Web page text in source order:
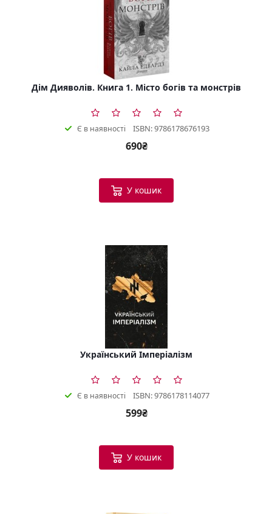
Дім Дияволів. Книга 1. Місто богів та монстрів
Є в наявності ISBN: 9786178676193
690₴
У кошик
Український Імперіалізм
Є в наявності ISBN: 9786178114077
599₴
У кошик